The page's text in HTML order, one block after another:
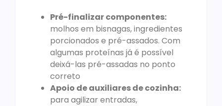
Pré-finalizar componentes:
molhos em bisnagas, ingredientes
porcionados e pré-assados. Com
algumas proteínas já é possível
deixá-las pré-assadas no ponto
correto
Apoio de auxiliares de cozinha:
para agilizar entradas,